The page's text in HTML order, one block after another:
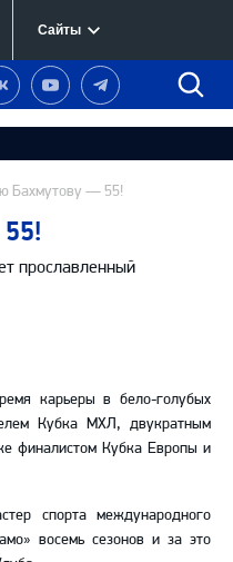
Сайты
Наш
канал
YouTube
Наш
канал
Telegram
Бахмутову — 55!
прославленный
карьеры в бело-голубых
Кубка МХЛ, двукратным
финалистом Кубка Европы и
спорта международного
восемь сезонов и за это